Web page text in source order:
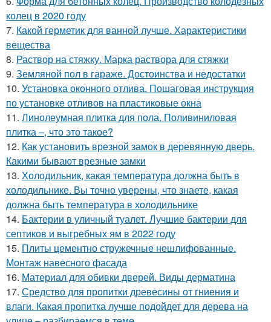
колец в 2020 году
7. Какой герметик для ванной лучше. Характеристики
вещества
8. Раствор на стяжку. Марка раствора для стяжки
9. Земляной пол в гараже. Достоинства и недостатки
10. Установка оконного отлива. Пошаговая инструкция
по установке отливов на пластиковые окна
11. Линолеумная плитка для пола. Поливиниловая
плитка –, что это такое?
12. Как установить врезной замок в деревянную дверь.
Какими бывают врезные замки
13. Холодильник, какая температура должна быть в
холодильнике. Вы точно уверены, что знаете, какая
должна быть температура в холодильнике
14. Бактерии в уличный туалет. Лучшие бактерии для
септиков и выгребных ям в 2022 году
15. Плиты цементно стружечные нешлифованные.
Монтаж навесного фасада
16. Материал для обивки дверей. Виды дерматина
17. Средство для пропитки древесины от гниения и
влаги. Какая пропитка лучше подойдет для дерева на